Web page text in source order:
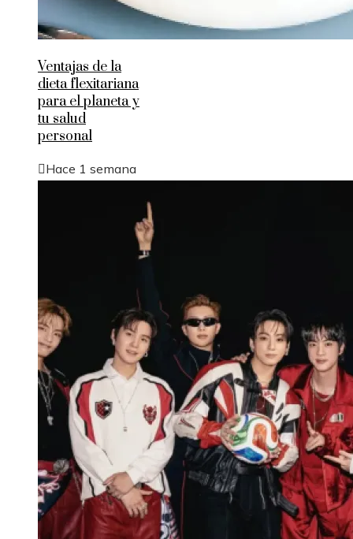
Ventajas de la
dieta flexitariana
para el planeta y
tu salud
personal
Hace 1 semana